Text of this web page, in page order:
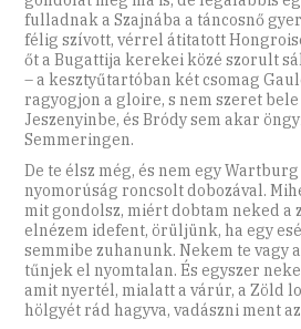
fulladnak a Szajnába a táncosnő
félig szívott, vérrel átitatott
őt a Bugattija kerekei közé szorult
– a kesztyűtartóban két csomag
ragyogjon a gloire, s nem szeret bele
Jeszenyinbe, és Bródy sem akar
Semmeringen.
De te élsz még, és nem egy
nyomorúság roncsolt dobozával.
mit gondolsz, miért dobtam neked a
elnézem idefent, örüljünk, ha egy
semmibe zuhanunk. Nekem te vagy
tűnjek el nyomtalan. És egyszer
amit nyertél, mialatt a várúr, a Zöld
hölgyét rád hagyva, vadászni ment